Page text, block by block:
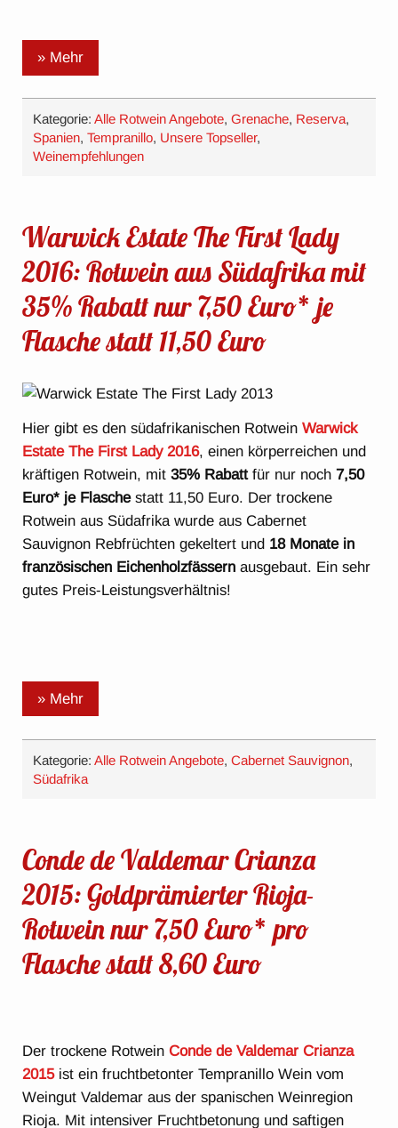
» Mehr
Kategorie:Alle Rotwein Angebote,Grenache, Reserva,
Spanien,Tempranillo, Unsere Topseller,
Weinempfehlungen
Warwick Estate The First Lady
2016: Rotwein aus Südafrika mit
35% Rabatt nur 7,50 Euro* je
Flasche statt 11,50 Euro
Hier gibt es den südafrikanischen RotweinWarwick
Estate The First Lady 2016, einen körperreichen und
kräftigen Rotwein, mit35% Rabattfür nur noch7,50
Euro* je Flaschestatt 11,50 Euro. Der trockene
Rotwein aus Südafrika wurde aus Cabernet
Sauvignon Rebfrüchten gekeltert und 18 Monate in
französischen Eichenholzfässern ausgebaut. Ein sehr
gutes Preis-Leistungsverhältnis!
» Mehr
Kategorie:Alle Rotwein Angebote,Cabernet Sauvignon,
Südafrika
Conde de Valdemar Crianza
2015: Goldprämierter Rioja-
Rotwein nur 7,50 Euro* pro
Flasche statt 8,60 Euro
Der trockene RotweinConde de Valdemar Crianza
2015ist ein fruchtbetonter Tempranillo Wein vom
Weingut Valdemar aus der spanischen Weinregion
Rioja. Mit intensiver Fruchtbetonung und saftigen